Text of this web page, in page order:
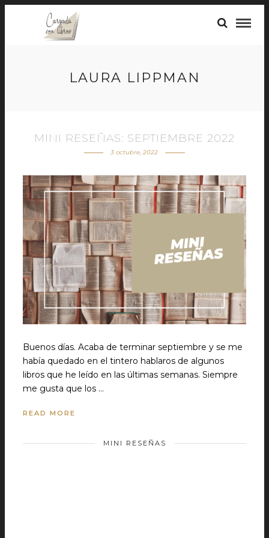
LAURA LIPPMAN
MINI RESEÑAS: SEPTIEMBRE 2022
3 octubre, 2022
Buenos días. Acaba de terminar septiembre y se me
había quedado en el tintero hablaros de algunos
libros que he leído en las últimas semanas. Siempre
me gusta que los …
READ MORE
MINI RESEÑAS